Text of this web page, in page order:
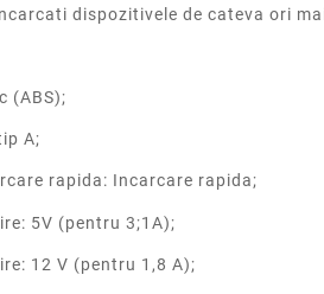
dispozitivele de cateva ori
(ABS);
A;
rapida: Incarcare rapida;
5V (pentru 3;1A);
12 V (pentru 1,8 A);